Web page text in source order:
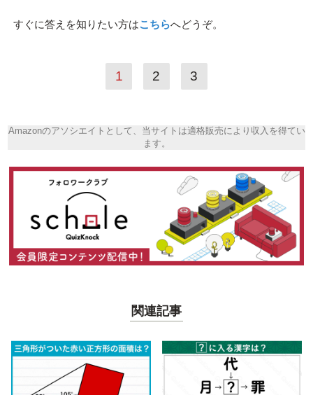
すぐに答えを知りたい方はこちらへどうぞ。
1 2 3
Amazonのアソシエイトとして、当サイトは適格販売により収入を得てい
ます。
関連記事